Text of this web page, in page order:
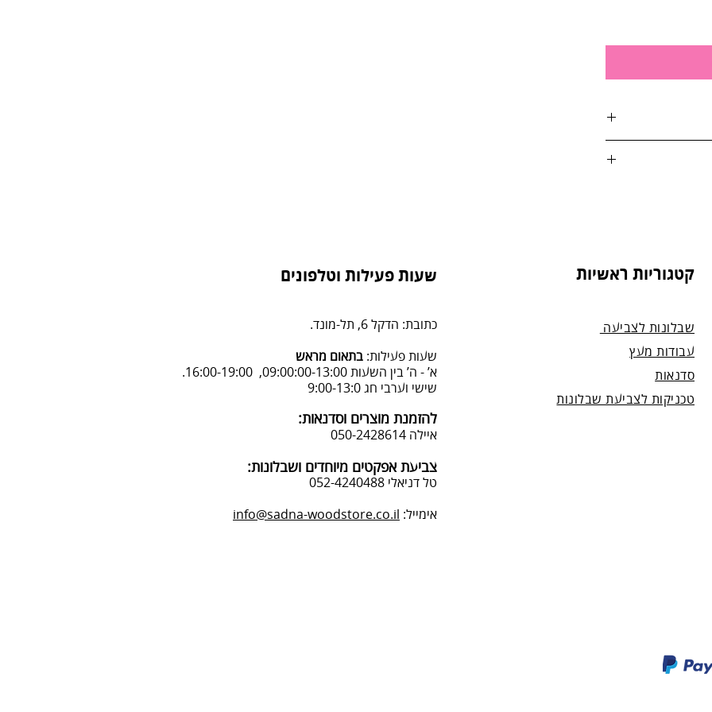
הזמנה, על ידי
שעות פעילות וטלפונים
כתובת: הדקל 6, תל-מונד.
שעות פעילות: בתאום מראש
א’ - ה’ בין השעות 09:00:00-13:00, 16:00-19:00.
שישי וערבי חג 9:00-13:0
להזמנת מוצרים וסדנאות:
איילה 050-2428614
צביעת אפקטים מיוחדים ושבלונות:
טל דניאלי 052-4240488
אימייל: info@sadna-woodstore.co.il
קטגוריות ראשיות
שבלונות לצביעה
עבודות מעץ
סדנאות
טכניקות לצביעת שבלונות